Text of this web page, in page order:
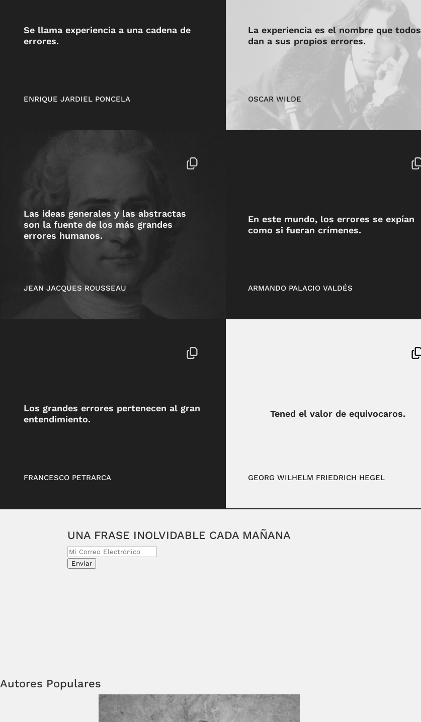
Se llama experiencia a una cadena de
errores.
ENRIQUE JARDIEL PONCELA
La experiencia es el nombre que todos
dan a sus propios errores.
OSCAR WILDE
Las ideas generales y las abstractas
son la fuente de los más grandes
errores humanos.
JEAN JACQUES ROUSSEAU
En este mundo, los errores se expían
como si fueran crímenes.
ARMANDO PALACIO VALDÉS
Los grandes errores pertenecen al gran
entendimiento.
FRANCESCO PETRARCA
Tened el valor de equivocaros.
GEORG WILHELM FRIEDRICH HEGEL
UNA FRASE INOLVIDABLE CADA MAÑANA
Enviar
Autores Populares